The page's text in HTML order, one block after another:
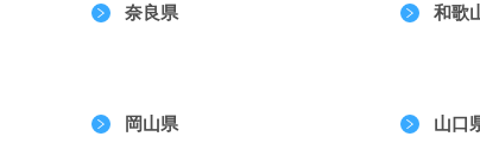
奈良県 和歌
岡山県
山口